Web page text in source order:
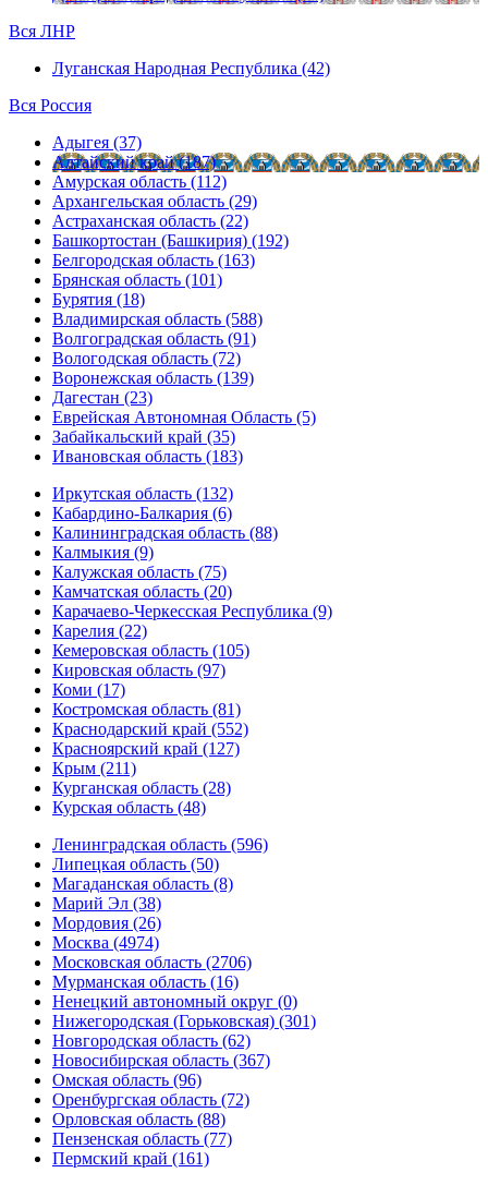
Вся ЛНР
Луганская Народная Республика (42)
Вся Россия
Адыгея (37)
Алтайский край (187)
Амурская область (112)
Архангельская область (29)
Астраханская область (22)
Башкортостан (Башкирия) (192)
Белгородская область (163)
Брянская область (101)
Бурятия (18)
Владимирская область (588)
Волгоградская область (91)
Вологодская область (72)
Воронежская область (139)
Дагестан (23)
Еврейская Автономная Область (5)
Забайкальский край (35)
Ивановская область (183)
Иркутская область (132)
Кабардино-Балкария (6)
Калининградская область (88)
Калмыкия (9)
Калужская область (75)
Камчатская область (20)
Карачаево-Черкесская Республика (9)
Карелия (22)
Кемеровская область (105)
Кировская область (97)
Коми (17)
Костромская область (81)
Краснодарский край (552)
Красноярский край (127)
Крым (211)
Курганская область (28)
Курская область (48)
Ленинградская область (596)
Липецкая область (50)
Магаданская область (8)
Марий Эл (38)
Мордовия (26)
Москва (4974)
Московская область (2706)
Мурманская область (16)
Ненецкий автономный округ (0)
Нижегородская (Горьковская) (301)
Новгородская область (62)
Новосибирская область (367)
Омская область (96)
Оренбургская область (72)
Орловская область (88)
Пензенская область (77)
Пермский край (161)